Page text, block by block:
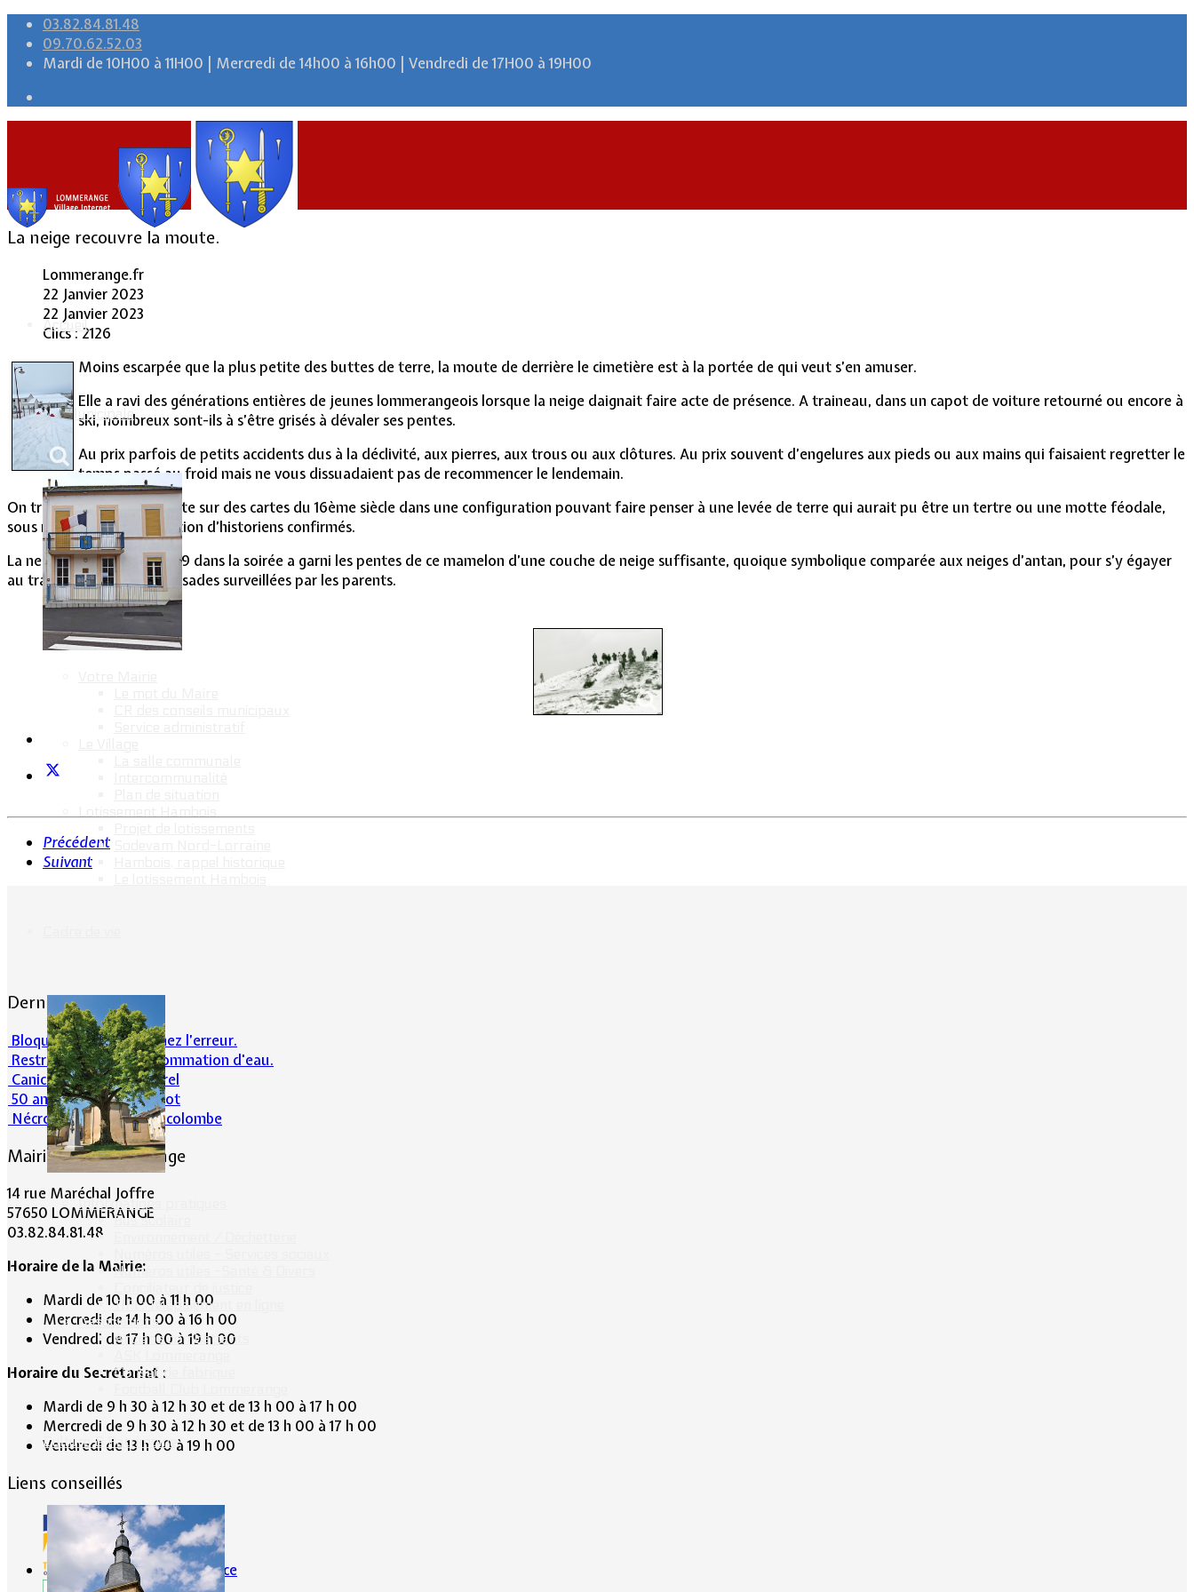
03.82.84.81.48
09.70.62.52.03
Mardi de 10H00 à 11H00 | Mercredi de 14h00 à 16h00 | Vendredi de 17H00 à 19H00
Accueil
Vie Municipale
Informations pratiques
Bus scolaire
Numéros utiles -Santé & Divers
TIPI : Télépaiement en ligne
Associations
Anciens combattants
Conseil de fabrique
Culture & Patrimoine
La neige recouvre la moute.
Lommerange.fr
22 Janvier 2023
22 Janvier 2023
Clics : 2126
Moins escarpée que la plus petite des buttes de terre, la moute de derrière le cimetière est à la portée de qui veut s’en amuser.
Elle a ravi des générations entières de jeunes lommerangeois lorsque la neige daignait faire acte de présence. A traineau, dans un capot de voiture retourné ou encore à
ski, nombreux sont-ils à s’être grisés à dévaler ses pentes.
Au prix parfois de petits accidents dus à la déclivité, aux pierres, aux trous ou aux clôtures. Au prix souvent d’engelures aux pieds ou aux mains qui faisaient regretter le
temps passé au froid mais ne vous dissuadaient pas de recommencer le lendemain.
On trouve trace de la moute sur des cartes du 16ème siècle dans une configuration pouvant faire penser à une levée de terre qui aurait pu être un tertre ou une motte féodale,
sous réserve de l’appréciation d’historiens confirmés.
La neige apparue le jeudi 19 dans la soirée a garni les pentes de ce mamelon d’une couche de neige suffisante, quoique symbolique comparée aux neiges d’antan, pour s’y égayer
au travers de quelques glissades surveillées par les parents.
Précédent
Suivant
Dernières actualités
Bloqué en forêt. Cherchez l’erreur.
Restrictions sur la consommation d'eau.
Canicule et milieu naturel
50 ans d’histoires de foot
Nécrologie : Norbert Lacolombe
Mairie de Lommerange
14 rue Maréchal Joffre
57650 LOMMERANGE
03.82.84.81.48
Horaire de la Mairie:
Mardi de 10 h 00 à 11 h 00
Mercredi de 14 h 00 à 16 h 00
Vendredi de 17 h 00 à 19 h 00
Horaire du Secrétariat :
Mardi de 9 h 30 à 12 h 30 et de 13 h 00 à 17 h 00
Mercredi de 9 h 30 à 12 h 30 et de 13 h 00 à 17 h 00
Vendredi de 13 h 00 à 19 h 00
Liens conseillés
Portes de France